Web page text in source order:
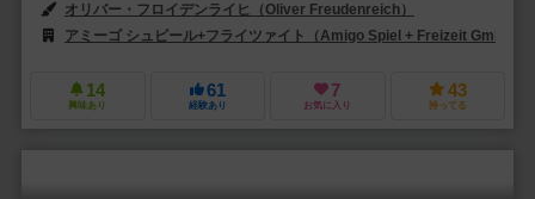
オリバー・フロイデンライヒ（Oliver Freudenreich）
アミーゴ シュピール+フライツァイト（Amigo Spiel + Freizeit GmbH）
14
興味あり
61
経験あり
7
お気に入り
43
持ってる